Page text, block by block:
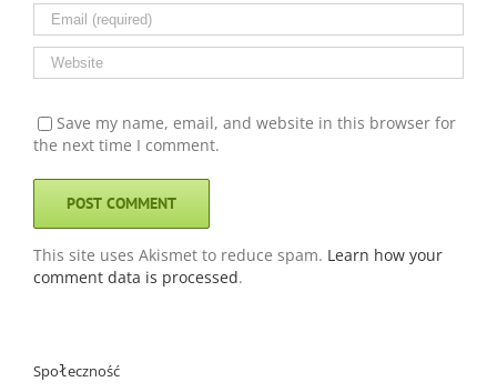
Save my name, email, and website in this browser for
the next time I comment.
This site uses Akismet to reduce spam. Learn how your
comment data is processed.
Społeczność